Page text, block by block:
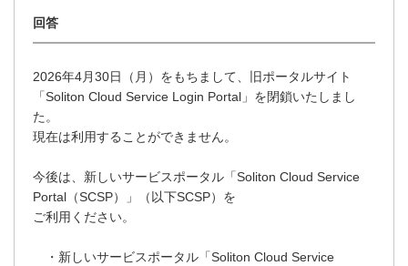
2026年4月30日（月）をもちまして、旧ポータルサイト
「Soliton Cloud Service Login Portal」を閉鎖いたしまし
た。
現在は利用することができません。
今後は、新しいサービスポータル「Soliton Cloud Service
Portal（SCSP）」（以下SCSP）を
ご利用ください。
・新しいサービスポータル「Soliton Cloud Service